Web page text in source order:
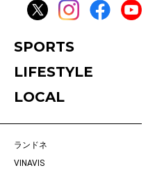
SPORTS
LIFESTYLE
LOCAL
ランドネ
VINAVIS